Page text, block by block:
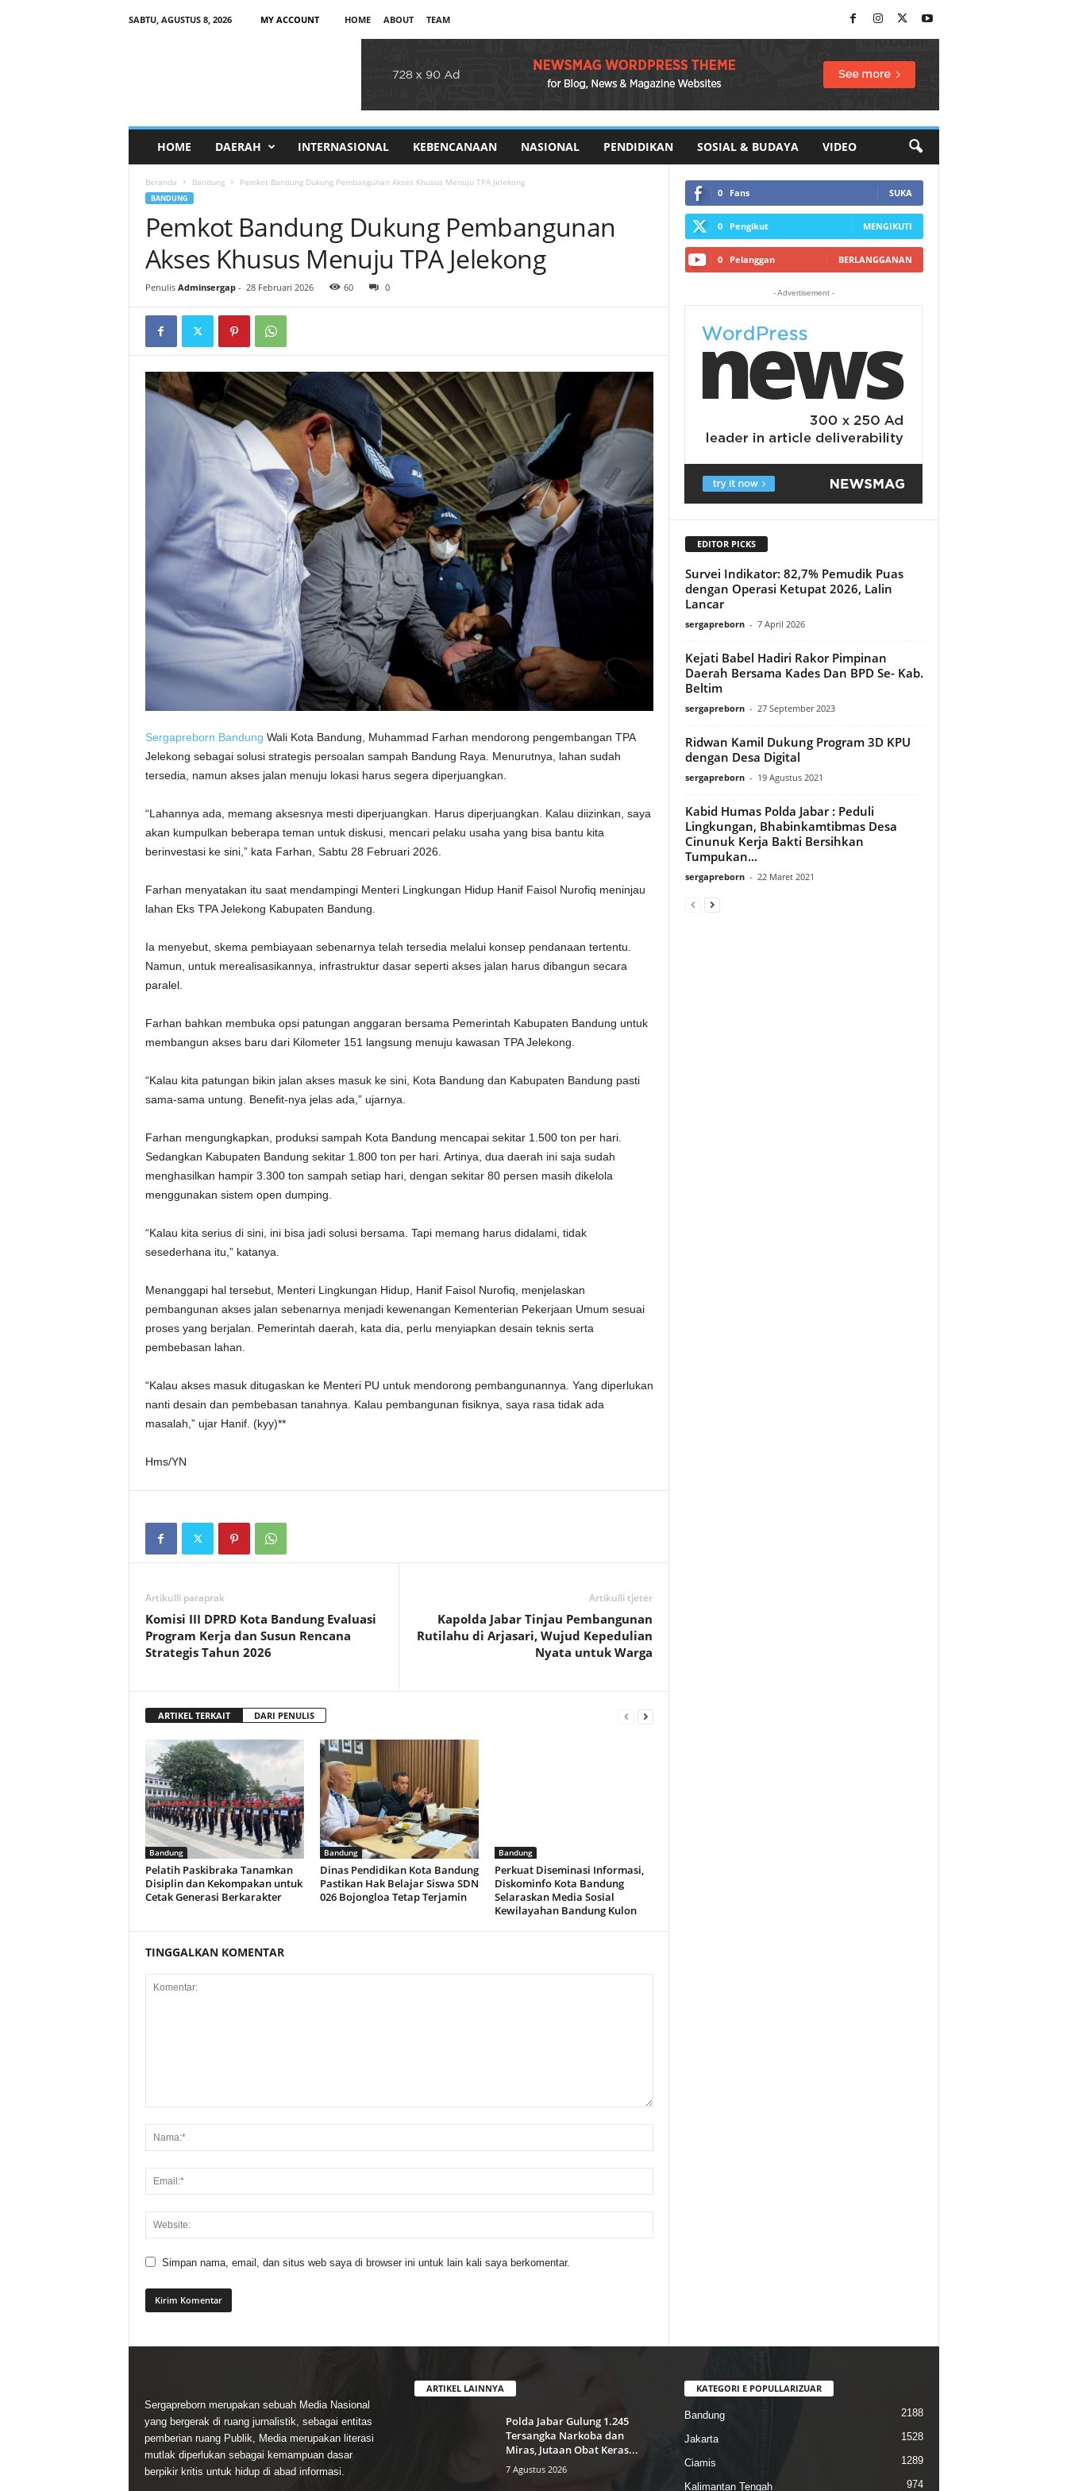
SABTU, AGUSTUS 8, 2026 MY ACCOUNT HOME ABOUT TEAM
HOME DAERAH INTERNASIONAL KEBENCANAAN NASIONAL PENDIDIKAN SOSIAL & BUDAYA VIDEO
Beranda Bandung Pemkot Bandung Dukung Pembangunan Akses Khusus Menuju TPA Jelekong
BANDUNG
Pemkot Bandung Dukung Pembangunan
Akses Khusus Menuju TPA Jelekong
Penulis Adminsergap- 28 Februari 2026 60 0
Sergapreborn Bandung Wali Kota Bandung, Muhammad Farhan mendorong pengembangan TPA
Jelekong sebagai solusi strategis persoalan sampah Bandung Raya. Menurutnya, lahan sudah
tersedia, namun akses jalan menuju lokasi harus segera diperjuangkan.
“Lahannya ada, memang aksesnya mesti diperjuangkan. Harus diperjuangkan. Kalau diizinkan, saya
akan kumpulkan beberapa teman untuk diskusi, mencari pelaku usaha yang bisa bantu kita
berinvestasi ke sini,” kata Farhan, Sabtu 28 Februari 2026.
Farhan menyatakan itu saat mendampingi Menteri Lingkungan Hidup Hanif Faisol Nurofiq meninjau
lahan Eks TPA Jelekong Kabupaten Bandung.
Ia menyebut, skema pembiayaan sebenarnya telah tersedia melalui konsep pendanaan tertentu.
Namun, untuk merealisasikannya, infrastruktur dasar seperti akses jalan harus dibangun secara
paralel.
Farhan bahkan membuka opsi patungan anggaran bersama Pemerintah Kabupaten Bandung untuk
membangun akses baru dari Kilometer 151 langsung menuju kawasan TPA Jelekong.
“Kalau kita patungan bikin jalan akses masuk ke sini, Kota Bandung dan Kabupaten Bandung pasti
sama-sama untung. Benefit-nya jelas ada,” ujarnya.
Farhan mengungkapkan, produksi sampah Kota Bandung mencapai sekitar 1.500 ton per hari.
Sedangkan Kabupaten Bandung sekitar 1.800 ton per hari. Artinya, dua daerah ini saja sudah
menghasilkan hampir 3.300 ton sampah setiap hari, dengan sekitar 80 persen masih dikelola
menggunakan sistem open dumping.
“Kalau kita serius di sini, ini bisa jadi solusi bersama. Tapi memang harus didalami, tidak
sesederhana itu,” katanya.
Menanggapi hal tersebut, Menteri Lingkungan Hidup, Hanif Faisol Nurofiq, menjelaskan
pembangunan akses jalan sebenarnya menjadi kewenangan Kementerian Pekerjaan Umum sesuai
proses yang berjalan. Pemerintah daerah, kata dia, perlu menyiapkan desain teknis serta
pembebasan lahan.
“Kalau akses masuk ditugaskan ke Menteri PU untuk mendorong pembangunannya. Yang diperlukan
nanti desain dan pembebasan tanahnya. Kalau pembangunan fisiknya, saya rasa tidak ada
masalah,” ujar Hanif. (kyy)**
Hms/YN
Artikulli paraprak
Komisi III DPRD Kota Bandung Evaluasi
Program Kerja dan Susun Rencana
Strategis Tahun 2026
Artikulli tjetër
Kapolda Jabar Tinjau Pembangunan
Rutilahu di Arjasari, Wujud Kepedulian
Nyata untuk Warga
ARTIKEL TERKAIT DARI PENULIS
Bandung
Pelatih Paskibraka Tanamkan
Disiplin dan Kekompakan untuk
Cetak Generasi Berkarakter
Bandung
Dinas Pendidikan Kota Bandung
Pastikan Hak Belajar Siswa SDN
026 Bojongloa Tetap Terjamin
Bandung
Perkuat Diseminasi Informasi,
Diskominfo Kota Bandung
Selaraskan Media Sosial
Kewilayahan Bandung Kulon
TINGGALKAN KOMENTAR
Simpan nama, email, dan situs web saya di browser ini untuk lain kali saya berkomentar.
0 Fans SUKA
0 Pengikut MENGIKUTI
0 Pelanggan BERLANGGANAN
- Advertisement -
EDITOR PICKS
Survei Indikator: 82,7% Pemudik Puas
dengan Operasi Ketupat 2026, Lalin
Lancar
sergapreborn - 7 April 2026
Kejati Babel Hadiri Rakor Pimpinan
Daerah Bersama Kades Dan BPD Se- Kab.
Beltim
sergapreborn - 27 September 2023
Ridwan Kamil Dukung Program 3D KPU
dengan Desa Digital
sergapreborn - 19 Agustus 2021
Kabid Humas Polda Jabar : Peduli
Lingkungan, Bhabinkamtibmas Desa
Cinunuk Kerja Bakti Bersihkan
Tumpukan...
sergapreborn - 22 Maret 2021
Sergapreborn merupakan sebuah Media Nasional
yang bergerak di ruang jurnalistik, sebagai entitas
pemberian ruang Publik, Media merupakan literasi
mutlak diperlukan sebagai kemampuan dasar
berpikir kritis untuk hidup di abad informasi.
ARTIKEL LAINNYA
Polda Jabar Gulung 1.245
Tersangka Narkoba dan
Miras, Jutaan Obat Keras...
7 Agustus 2026
KATEGORI E POPULLARIZUAR
Bandung 2188
Jakarta 1528
Ciamis 1289
Kalimantan Tengah 974